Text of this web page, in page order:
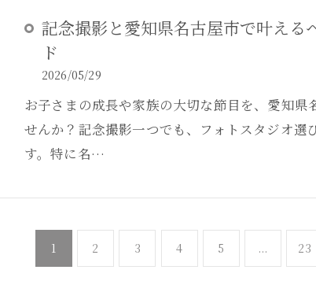
記念撮影と愛知県名古屋市で叶える
ド
2026/05/29
お子さまの成長や家族の大切な節目を、愛知
せんか？記念撮影一つでも、フォトスタジオ選
す。特に名…
1 2 3 4 5 ... 23